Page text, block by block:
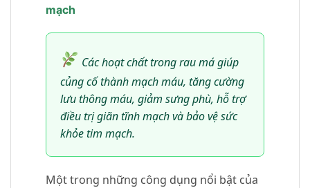
mạch
Các hoạt chất trong rau má giúp
củng cố thành mạch máu, tăng cường
lưu thông máu, giảm sưng phù, hỗ trợ
điều trị giãn tĩnh mạch và bảo vệ sức
khỏe tim mạch.
Một trong những công dụng nổi bật của